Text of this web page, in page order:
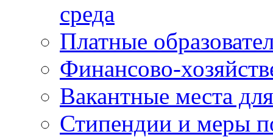
среда
Платные
Финансово-
Вакантные места
Стипендии и меры